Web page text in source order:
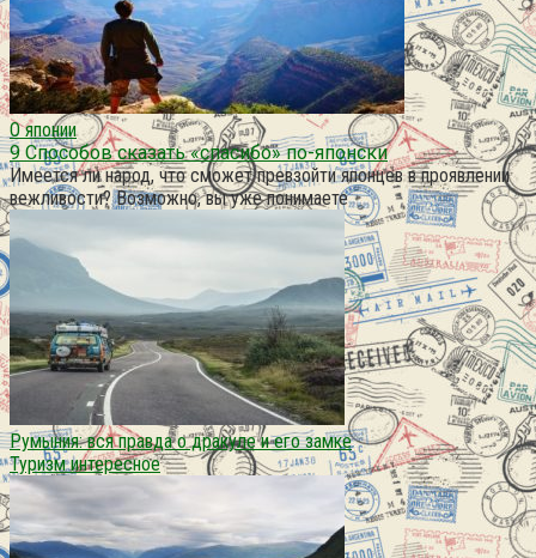
О японии
9 Способов сказать «спасибо» по-японски
Имеется ли народ, что сможет превзойти японцев в проявлении
вежливости? Возможно, вы уже понимаете
Румыния: вся правда о дракуле и его замке
Туризм интересное